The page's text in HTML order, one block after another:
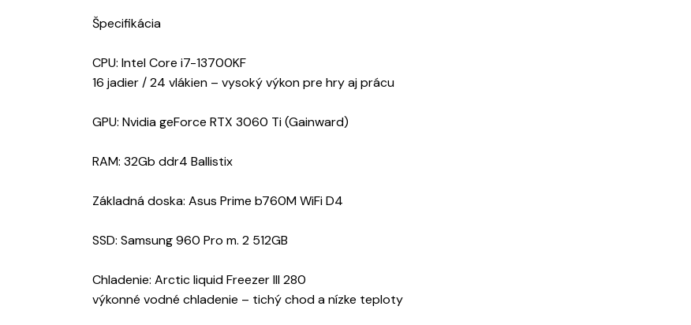
Špecifikácia
CPU: Intel Core i7-13700KF
16 jadier / 24 vlákien – vysoký výkon pre hry aj prácu
GPU: Nvidia geForce RTX 3060 Ti (Gainward)
RAM: 32Gb ddr4 Ballistix
Základná doska: Asus Prime b760M WiFi D4
SSD: Samsung 960 Pro m. 2 512GB
Chladenie: Arctic liquid Freezer III 280
výkonné vodné chladenie – tichý chod a nízke teploty